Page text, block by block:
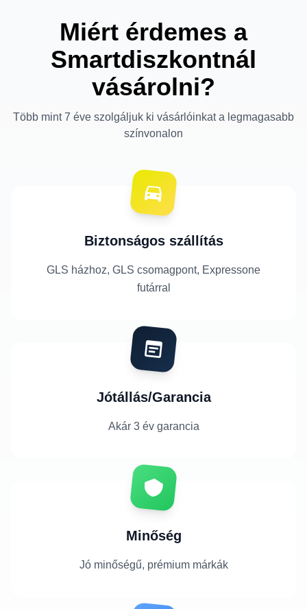
Miért érdemes a
Smartdiszkontnál
vásárolni?
Több mint 7 éve szolgáljuk ki vásárlóinkat a legmagasabb
színvonalon
Biztonságos szállítás
GLS házhoz, GLS csomagpont, Expressone
futárral
Jótállás/Garancia
Akár 3 év garancia
Minőség
Jó minőségű, prémium márkák